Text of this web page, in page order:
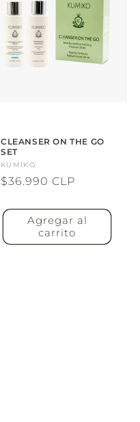
CLEANSER ON THE GO
SET
Proveedor:
KUMIKO
Precio
$36.990 CLP
Agregar al
carrito